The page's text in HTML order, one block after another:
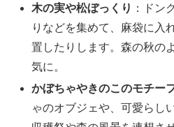
木の実や松ぼっくり ：ドン
りなどを集めて、麻袋に入
置したりします。森の秋の
気に。
かぼちゃやきのこのモチー
ゃのオブジェや、可愛らし